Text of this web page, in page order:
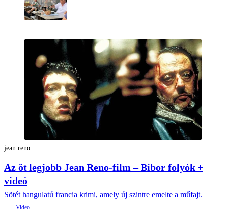
jean reno
Az öt legjobb Jean Reno-film – Bíbor folyók +
videó
Sötét hangulatú francia krimi, amely új szintre emelte a műfajt.